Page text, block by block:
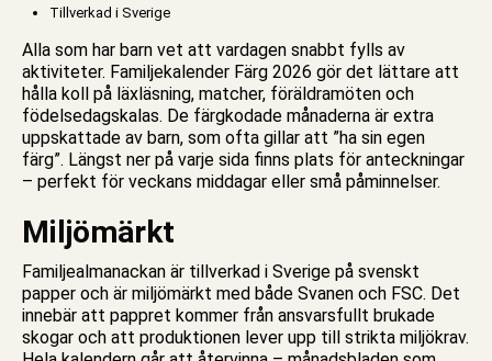
Tillverkad i Sverige
Alla som har barn vet att vardagen snabbt fylls av
aktiviteter. Familjekalender Färg 2026 gör det lättare att
hålla koll på läxläsning, matcher, föräldramöten och
födelsedagskalas. De färgkodade månaderna är extra
uppskattade av barn, som ofta gillar att ”ha sin egen
färg”. Längst ner på varje sida finns plats för anteckningar
– perfekt för veckans middagar eller små påminnelser.
Miljömärkt
Familjealmanackan är tillverkad i Sverige på svenskt
papper och är miljömärkt med både Svanen och FSC. Det
innebär att pappret kommer från ansvarsfullt brukade
skogar och att produktionen lever upp till strikta miljökrav.